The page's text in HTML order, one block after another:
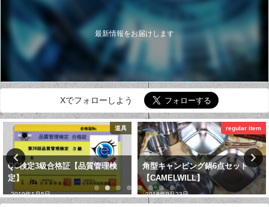
最新情報をお届けします
Xでフォローしよう
道具
QC検定3級合格証【品質管理検
定】
2019年1月5日
regular item
角型キャンピング鍋6点セット
【CAMELWILL】
2018年9月23日